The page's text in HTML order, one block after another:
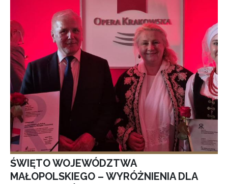
ŚWIĘTO WOJEWÓDZTWA
MAŁOPOLSKIEGO – WYRÓŻNIENIA DLA